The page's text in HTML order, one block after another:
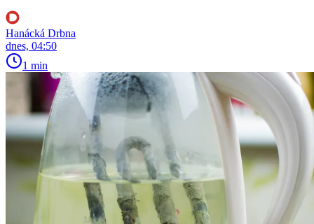
Hanácká Drbna
dnes, 04:50
1 min